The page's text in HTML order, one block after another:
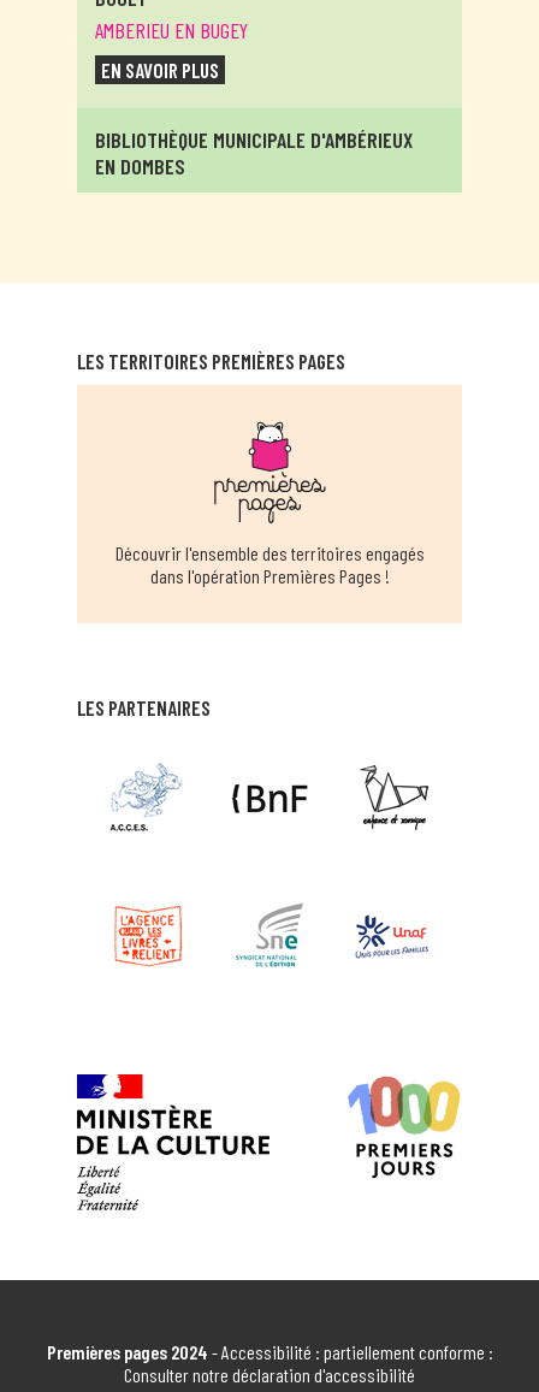
AMBERIEU EN BUGEY
EN SAVOIR PLUS
BIBLIOTHÈQUE MUNICIPALE D'AMBÉRIEUX
EN DOMBES
AMBERIEUX EN DOMBES
AMBRONAY
BIBLIOTHEQUE MUNICIPALE ANGLEFORT
EN SAVOIR PLUS
BIBLIOTHÈQUE MUNICIPALE D'ARANC
BIBLIOTHÈQUE MUNICIPALE ARS SUR
FORMANS
ARS SUR FORMANS
MICRO CRÈCHE D'ARTEMARE 1,2,3 SOLEIL
ARTEMARE
BIBLIOTHÈQUE MUNICIPALE D'ATTIGNAT
ATTIGNAT
EN SAVOIR PLUS
MÉDIATHÈQUE DE BAGÉ-LA-VILLE "LE
RAM D'AME DE BAGE-LA-VILLE
LES PARTENAIRES
LES TERRITOIRES PREMIÈRES PAGES
Découvrir l'ensemble des territoires engagés
dans l'opération Premières Pages !
Premières pages 2024 - Accessibilité : partiellement conforme :
Consulter notre déclaration d'accessibilité